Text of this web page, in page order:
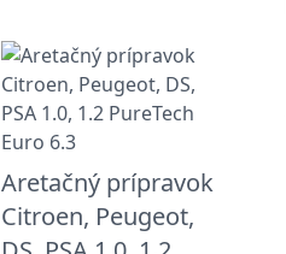
Aretačný prípravok
Citroen, Peugeot,